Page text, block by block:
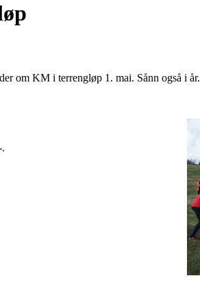
om KM i terrengløp 1. mai. Sånn også i år.